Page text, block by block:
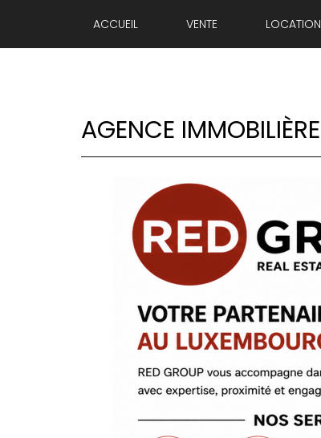
ACCUEIL VENTE LOCATION
AGENCE IMMOBILIÈRE